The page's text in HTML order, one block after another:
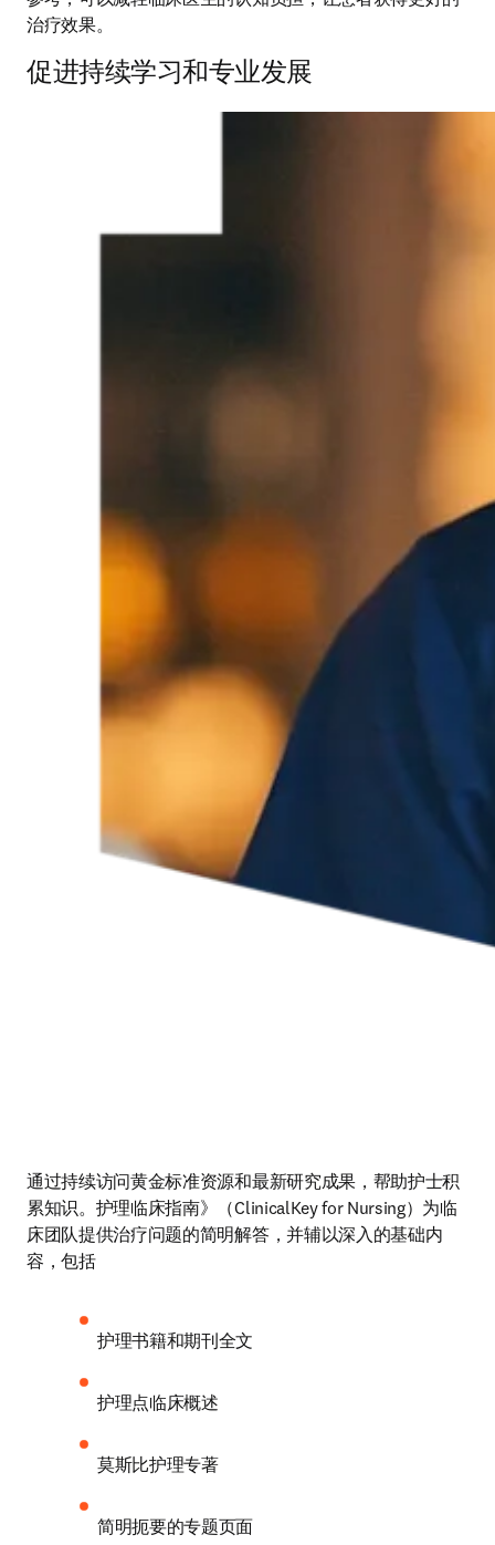
治疗效果。
促进持续学习和专业发展
通过持续访问黄金标准资源和最新研究成果，帮助护士积
累知识。护理临床指南》（ClinicalKey for Nursing）为临
床团队提供治疗问题的简明解答，并辅以深入的基础内
容，包括
护理书籍和期刊全文
护理点临床概述
莫斯比护理专著
简明扼要的专题页面